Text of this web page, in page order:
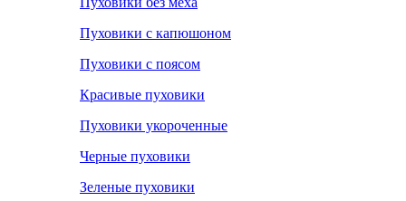
Пуховики с капюшоном
Пуховики с поясом
Красивые пуховики
Пуховики укороченные
Черные пуховики
Зеленые пуховики